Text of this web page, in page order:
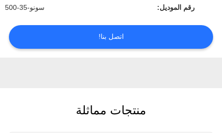
أخبار
رقم الموديل: سونو-35-500
اتصل بنا!
منتجات مماثلة